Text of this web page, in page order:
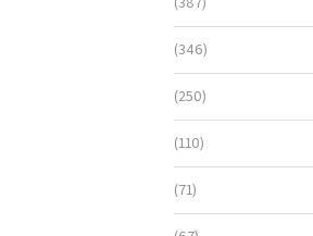
(346)
(250)
(110)
(71)